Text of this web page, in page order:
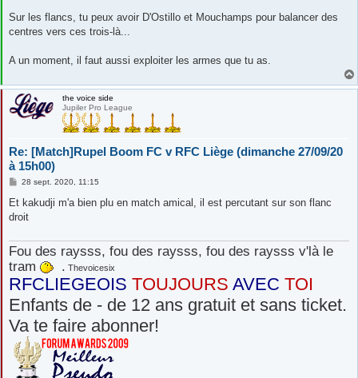
g
Sur les flancs, tu peux avoir D'Ostillo et Mouchamps pour balancer des
centres vers ces trois-là...
A un moment, il faut aussi exploiter les armes que tu as.
the voice side
Jupiler Pro League
Re: [Match]Rupel Boom FC v RFC Liège (dimanche 27/09/20
à 15h00)
M
s
a
28 sept. 2020, 11:15
Et kakudji m'a bien plu en match amical, il est percutant sur son flanc
droit
Fou des raysss, fou des raysss, fou des raysss v'là le
tram
Thevoicesix
RFCLIEGEOIS TOUJOURS AVEC TOI
Enfants de - de 12 ans gratuit et sans ticket.
Va te faire abonner!